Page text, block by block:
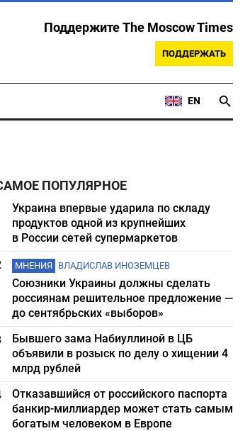
Поддержите The Moscow Times
ПОДДЕРЖАТЬ
EN
ПОПУЛЯРНОЕ
Украина впервые ударила по складу
продуктов одной из крупнейших
в России сетей супермаркетов
МНЕНИЯ ВЛАДИСЛАВ ИНОЗЕМЦЕВ
Союзники Украины должны сделать
россиянам решительное предложение —
до сентябрьских «выборов»
Бывшего зама Набиуллиной в ЦБ
объявили в розыск по делу о хищении 4
млрд рублей
Отказавшийся от российского паспорта
банкир-миллиардер может стать самым
богатым человеком в Европе